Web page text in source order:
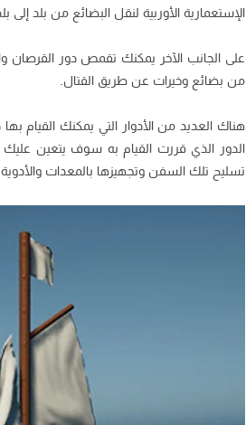
الإستعمارية الأوربية لنقل البضائع من بلد
على الجانب الآخر يمكنك تقمص دور القرصان
من بضائع وخيرات عن طريق القتال.
هناك العديد من الأدوار التي يمكنك القيام
الدور الذي قررت القيام به سوف يتعين
تسليح تلك السفن وتجهيزها بالمعدات